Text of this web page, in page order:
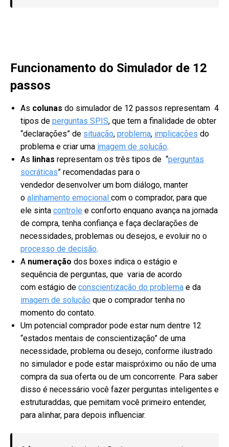
Funcionamento do Simulador de 12
passos
As colunas do simulador de 12 passos representam 4
tipos de perguntas SPIS, que tem a finalidade de obter
“declarações” de situação, problema, implicações do
problema e criar uma imagem de solução.
As linhas representam os três tipos de “perguntas
socráticas” recomendadas para o
vendedor desenvolver um bom diálogo, manter
o alinhamento emocional com o comprador, para que
ele sinta controle e conforto enquano avança na jornada
de compra, tenha confiança e faça declarações de
necessidades, problemas ou desejos, e evoluir no o
processo de decisão.
A numeração dos boxes indica o estágio e
sequência de perguntas, que varia de acordo
com estágio de conscientização do problema e da
imagem de solução que o comprador tenha no
momento do contato.
Um potencial comprador pode estar num dentre 12
“estados mentais de conscientização” de uma
necessidade, problema ou desejo, conforme ilustrado
no simulador e pode estar maispróximo ou não de uma
compra da sua oferta ou de um concorrente. Para saber
disso é necessário você fazer perguntas inteligentes e
estruturaddas, que pemitam você primeiro entender,
para alinhar, para depois influenciar.